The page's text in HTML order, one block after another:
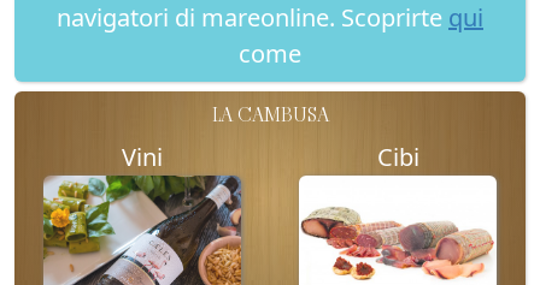
navigatori di mareonline. Scoprirte qui
come
LA CAMBUSA
Vini Cibi